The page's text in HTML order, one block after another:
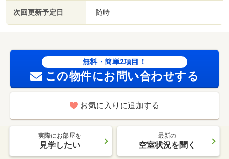
次回更新予定日 随時
無料・簡単2項目！
この物件にお問い合わせする
お気に入りに追加する
実際にお部屋を
見学したい
最新の
空室状況を聞く